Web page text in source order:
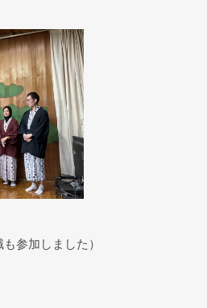
参加しました）